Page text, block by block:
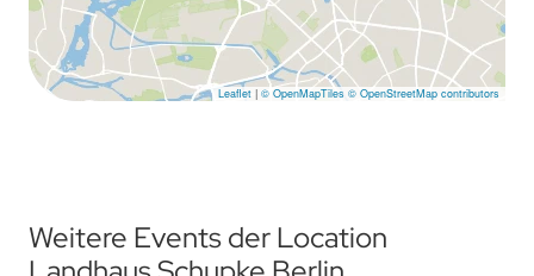
Leaflet | © OpenMapTiles © OpenStreetMap contributors
Weitere Events der Location